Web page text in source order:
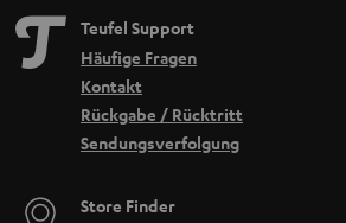
Teufel Support
Häufige Fragen
Kontakt
Rückgabe / Rücktritt
Sendungsverfolgung
Store Finder